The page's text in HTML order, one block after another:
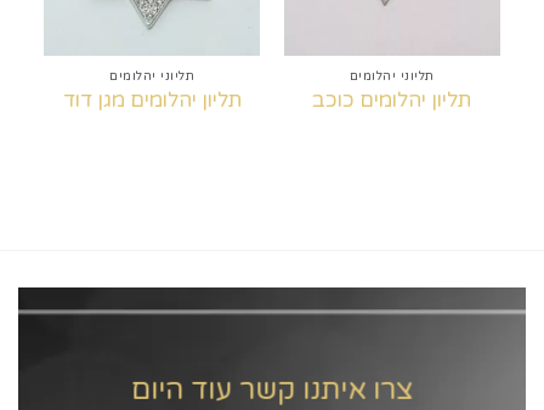
תליוני יהלומים
תליון יהלומים כוכב
תליוני יהלומים
תליון יהלומים מגן דוד
צרו איתנו קשר עוד היום